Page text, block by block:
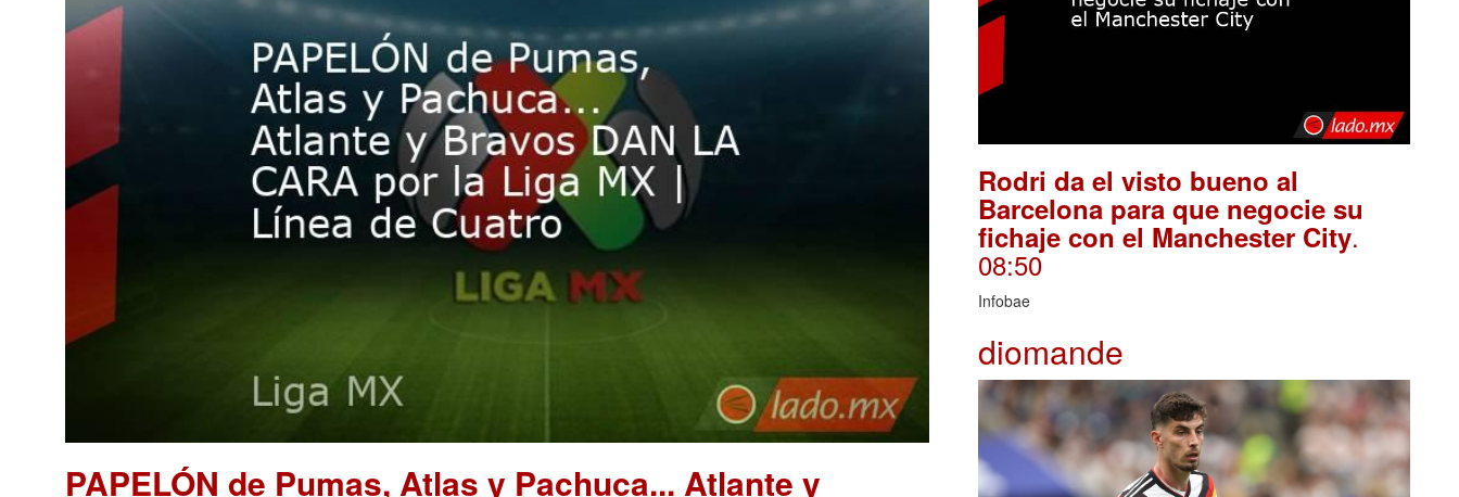
PAPELÓN de Pumas, Atlas y Pachuca... Atlante y
Rodri da el visto bueno al
Barcelona para que negocie su
fichaje con el Manchester City.
08:50
Infobae
diomande